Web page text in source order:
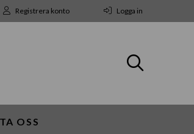
Registrera konto Logga in
OSS